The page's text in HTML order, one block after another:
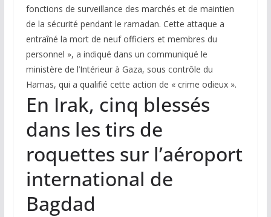
fonctions de surveillance des marchés et de maintien
de la sécurité pendant le ramadan. Cette attaque a
entraîné la mort de neuf officiers et membres du
personnel », a indiqué dans un communiqué le
ministère de l’Intérieur à Gaza, sous contrôle du
Hamas, qui a qualifié cette action de « crime odieux ».
En Irak, cinq blessés
dans les tirs de
roquettes sur l’aéroport
international de
Bagdad